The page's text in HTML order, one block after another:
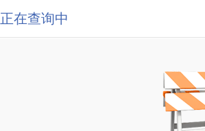
正在查询中